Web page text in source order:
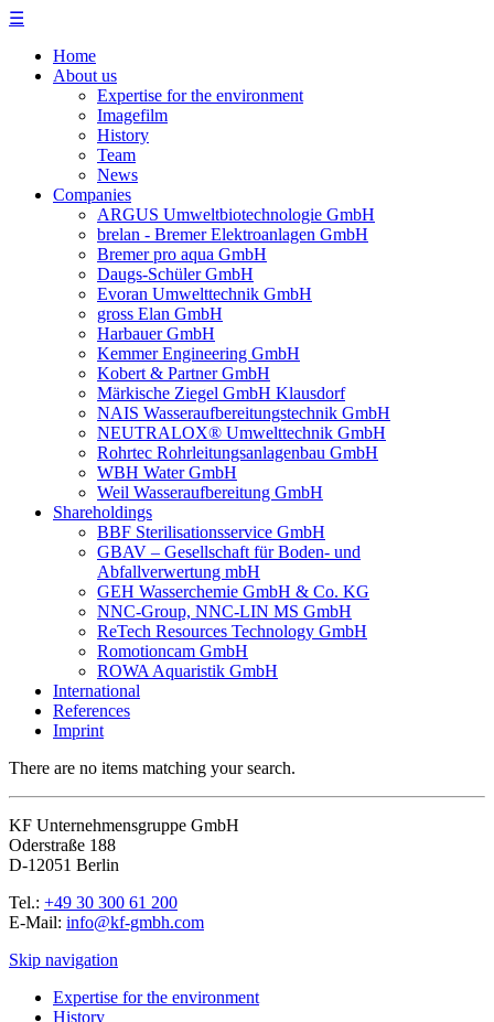
☰
Home
About us
Expertise for the environment
Imagefilm
History
Team
News
Companies
ARGUS Umweltbiotechnologie GmbH
brelan - Bremer Elektroanlagen GmbH
Bremer pro aqua GmbH
Daugs-Schüler GmbH
Evoran Umwelt­technik GmbH
gross Elan GmbH
Harbauer GmbH
Kemmer Engineering GmbH
Kobert & Partner GmbH
Märkische Ziegel GmbH Klausdorf
NAIS Wasseraufbereitungstechnik GmbH
NEUTRALOX® Umwelttechnik GmbH
Rohrtec Rohrleitungsanlagenbau GmbH
WBH Water GmbH
Weil Wasseraufbereitung GmbH
Shareholdings
BBF Sterilisationsservice GmbH
GBAV – Gesellschaft für Boden- und
Abfallverwertung mbH
GEH Wasserchemie GmbH & Co. KG
NNC-Group, NNC-LIN MS GmbH
ReTech Resources Technology GmbH
Romotioncam GmbH
ROWA Aquaristik GmbH
International
References
Imprint
There are no items matching your search.
KF Unternehmensgruppe GmbH
Oderstraße 188
D-12051 Berlin
Tel.: +49 30 300 61 200
E-Mail: info@kf-gmbh.com
Skip navigation
Expertise for the environment
History